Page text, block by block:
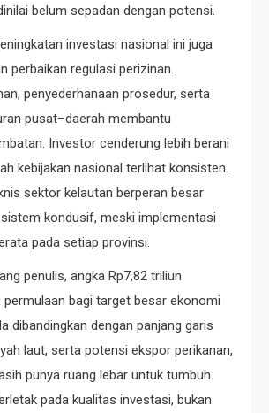
belum sepadan dengan potensi.
investasi nasional ini juga
perbaikan regulasi perizinan.
penyederhanaan prosedur, serta
pusat–daerah membantu
Investor cenderung lebih berani
kebijakan nasional terlihat konsisten.
sektor kelautan berperan besar
kondusif, meski implementasi
pada setiap provinsi.
penulis, angka Rp7,82 triliun
permulaan bagi target besar ekonomi
dibandingkan dengan panjang garis
laut, serta potensi ekspor perikanan,
punya ruang lebar untuk tumbuh.
pada kualitas investasi, bukan